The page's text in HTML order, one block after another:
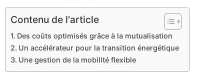
Contenu de l'article
Des coûts optimisés grâce à la mutualisation
Un accélérateur pour la transition énergétique
Une gestion de la mobilité flexible